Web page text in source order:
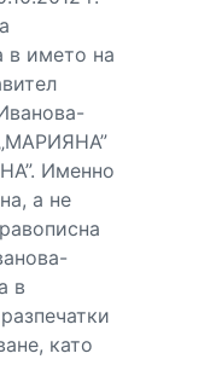
в името на
Именно
а не
в
като